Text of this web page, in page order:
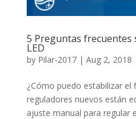
5 Preguntas frecuentes
LED
by Pilar-2017| Aug 2, 2018
¿Cómo puedo estabilizar
reguladores nuevos están
ajuste manual para regular